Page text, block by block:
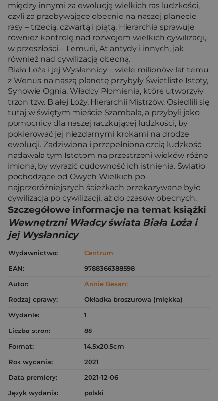
między innymi za ewolucję wielkich ras ludzkości,
czyli za przebywające obecnie na naszej planecie
rasy – trzecią, czwartą i piątą. Hierarchia sprawuje
również kontrolę nad rozwojem wielkich cywilizacji,
w przeszłości – Lemurii, Atlantydy i innych, jak
również nad cywilizacją obecną.
Biała Loża i jej Wysłannicy – wiele milionów lat temu
z Wenus na naszą planetę przybyły Świetliste Istoty,
Synowie Ognia, Władcy Płomienia, które utworzyły
trzon tzw. Białej Loży, Hierarchii Mistrzów. Osiedlili się
tutaj w świętym mieście Szambala, a przybyli jako
pomocnicy dla naszej raczkującej ludzkości, by
pokierować jej niezdarnymi krokami na drodze
ewolucji. Zadziwiona i przepełniona czcią ludzkość
nadawała tym Istotom na przestrzeni wieków różne
imiona, by wyrazić cudowność ich istnienia. Światło
pochodzące od Owych Wielkich po
najprzeróżniejszych ścieżkach przekazywane było
cywilizacja po cywilizacji, aż do czasów obecnych.
Szczegółowe informacje na temat książki
Wewnętrzni Władcy świata Biała Loża i
jej Wysłannicy
Wydawnictwo:
Centrum
EAN:
9788366388598
Autor:
Annie Besant
Rodzaj oprawy:
Okładka broszurowa (miękka)
Wydanie:
1
Liczba stron:
88
Format:
14.5x20.5cm
Rok wydania:
2021
Data premiery:
2021-12-06
Język wydania:
polski